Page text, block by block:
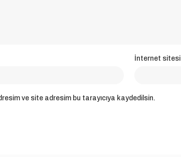
İnternet sitesi
ve site adresim bu tarayıcıya kaydedilsin.